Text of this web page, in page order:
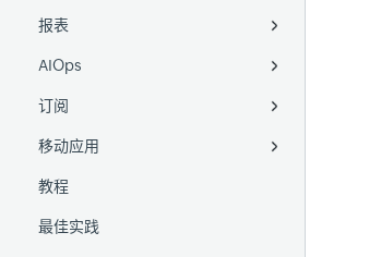
ManageEngine Endpoint
AWS Lambda
Azure Functions
从 GCP 转发日志
从 Cisco 交换机采集日志
日志采集器
Logstash
GCP
OCI
VMware VeloCloud
VoIP
IPAM
二层网络图
Meraki 地图视图
了解 SLO 概念
SLO 指标
告警
告警日志
自定义仪表板
运营仪表板
报表
监视器报表
监视器组报表
立即轮询报表
中断报表
自定义报表
AIOps
异常检测
预测
事件关联
GenAI 功能
订阅
许可证使用摘要
移动应用
Android
iOS
教程
最佳实践